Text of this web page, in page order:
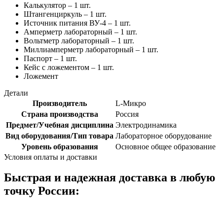
Калькулятор – 1 шт.
Штангенциркуль – 1 шт.
Источник питания ВУ-4 – 1 шт.
Амперметр лабораторный – 1 шт.
Вольтметр лабораторный – 1 шт.
Миллиамперметр лабораторный – 1 шт.
Паспорт – 1 шт.
Кейс с ложементом – 1 шт.
Ложемент
Детали
Производитель
L-Микро
Страна производства
Россия
Предмет/Учебная дисциплина Электродинамика
Вид оборудования/Тип товара Лабораторное оборудование
Уровень образования
Основное общее образование
Условия оплаты и доставки
Быстрая и надежная доставка в любую
точку России: